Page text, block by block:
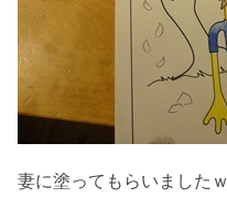
妻に塗ってもらいましたｗ